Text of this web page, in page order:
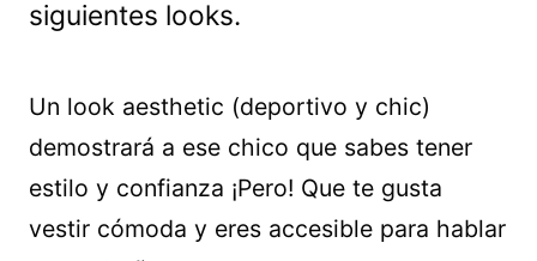
siguientes looks.
Un look aesthetic (deportivo y chic)
demostrará a ese chico que sabes tener
estilo y confianza ¡Pero! Que te gusta
vestir cómoda y eres accesible para hablar